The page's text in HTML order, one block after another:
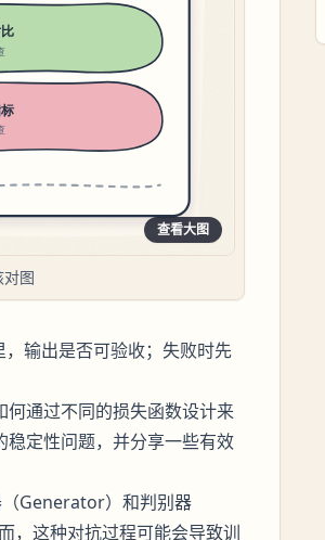
查看大图
图
输出是否可验收；失败时先
通过不同的损失函数设计来
定性问题，并分享一些有效
（Generator）和判别器
，这种对抗过程可能会导致训